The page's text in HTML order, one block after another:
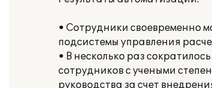
• Сотрудники своевременно
подсистемы управления
• В несколько раз
сотрудников с учеными
руководства за счет